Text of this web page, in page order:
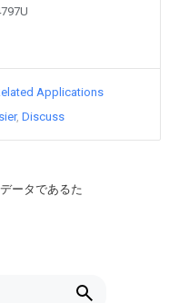
ータであるた
Applications
Discuss